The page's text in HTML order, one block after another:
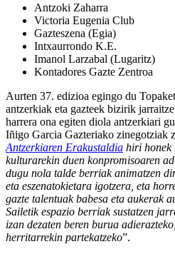
Antzoki Zaharra
Victoria Eugenia Club
Gazteszena (Egia)
Intxaurrondo K.E.
Imanol Larzabal (Lugaritz)
Kontadores Gazte Zentroa
Aurten 37. edizioa egingo du
antzerkiak eta gazteek bizirik
harrera ona egiten diola antzerkiari
Iñigo Garcia Gazteriako zinegotziak
Antzerkiaren Erakustaldia hiri honek
kulturarekin duen konpromisoaren
dugu nola talde berriak animatzen
eta eszenatokietara igotzera, eta
gazte talentuak babesa eta aukerak
Sailetik espazio berriak sustatzen
izan dezaten beren burua
herritarrekin partekatzeko”.